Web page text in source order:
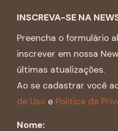
INSCREVA-SE NA
Preencha o formulário
inscrever em nossa
últimas atualizações.
Ao se cadastrar você
de Uso e Politica de
Nome: